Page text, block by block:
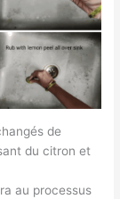
de
du citron et
au processus